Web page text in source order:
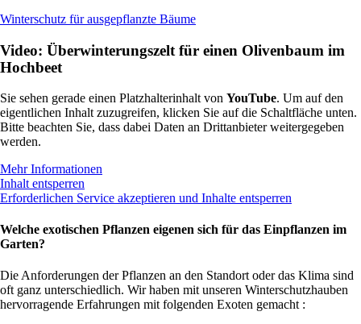
Winterschutz für ausgepflanzte Bäume
Video: Überwinterungszelt für einen Olivenbaum im
Hochbeet
Sie sehen gerade einen Platzhalterinhalt von YouTube. Um auf den
eigentlichen Inhalt zuzugreifen, klicken Sie auf die Schaltfläche unten.
Bitte beachten Sie, dass dabei Daten an Drittanbieter weitergegeben
werden.
Mehr Informationen
Inhalt entsperren
Erforderlichen Service akzeptieren und Inhalte entsperren
Welche exotischen Pflanzen eigenen sich für das Einpflanzen im
Garten?
Die Anforderungen der Pflanzen an den Standort oder das Klima sind
oft ganz unterschiedlich. Wir haben mit unseren Winterschutzhauben
hervorragende Erfahrungen mit folgenden Exoten gemacht :